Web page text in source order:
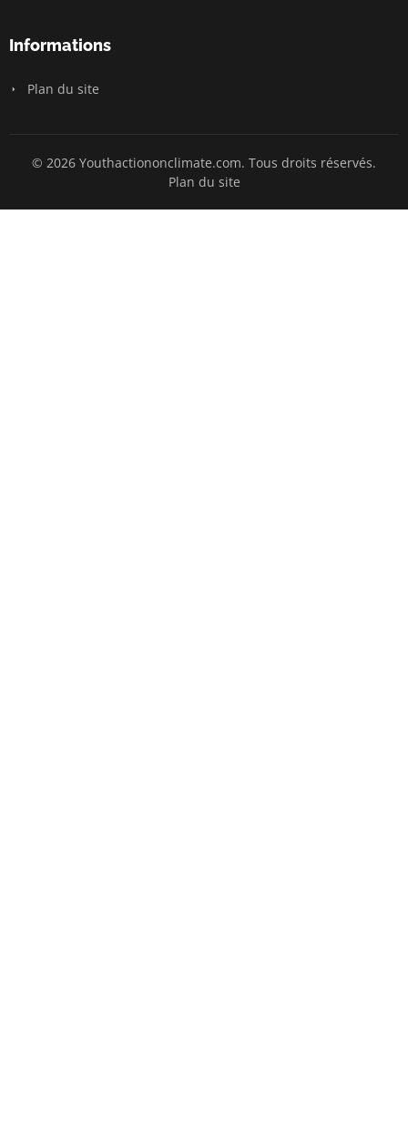
Informations
Plan du site
© 2026 Youthactiononclimate.com. Tous droits réservés.
Plan du site